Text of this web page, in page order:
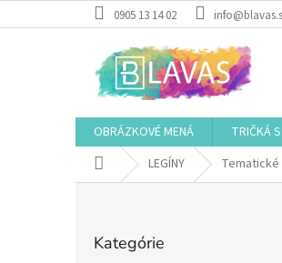
na
0905 13 14 02
OBRÁZKOVÉ MENÁ TRIČKÁ
DomovLEGÍNY
kategórie
Kategórie